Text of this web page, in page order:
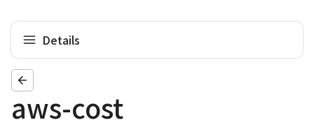
Details
aws-cost